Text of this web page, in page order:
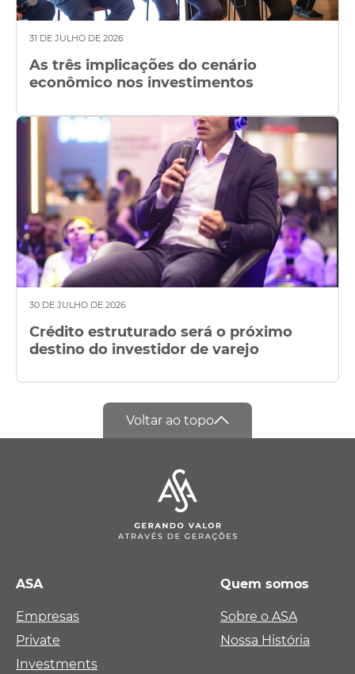
31 DE JULHO DE 2026
As três implicações do cenário
econômico nos investimentos
30 DE JULHO DE 2026
Crédito estruturado será o próximo
destino do investidor de varejo
Voltar ao topo
ASA
Empresas
Private
Investments
Quem somos
Sobre o ASA
Nossa História